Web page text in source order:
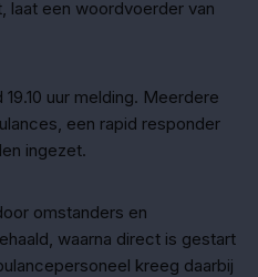
laat een woordvoerder van
uur melding. Meerdere
een rapid responder
ingezet.
omstanders en
waarna direct is gestart
kreeg daarbij